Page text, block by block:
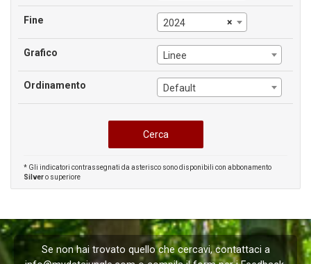
Fine ×
2024
Grafico Linee
Ordinamento Default
* Gli indicatori contrassegnati da asterisco sono disponibili con abbonamento
Silvero superiore
Se non hai trovato quello che cercavi, contattaci a